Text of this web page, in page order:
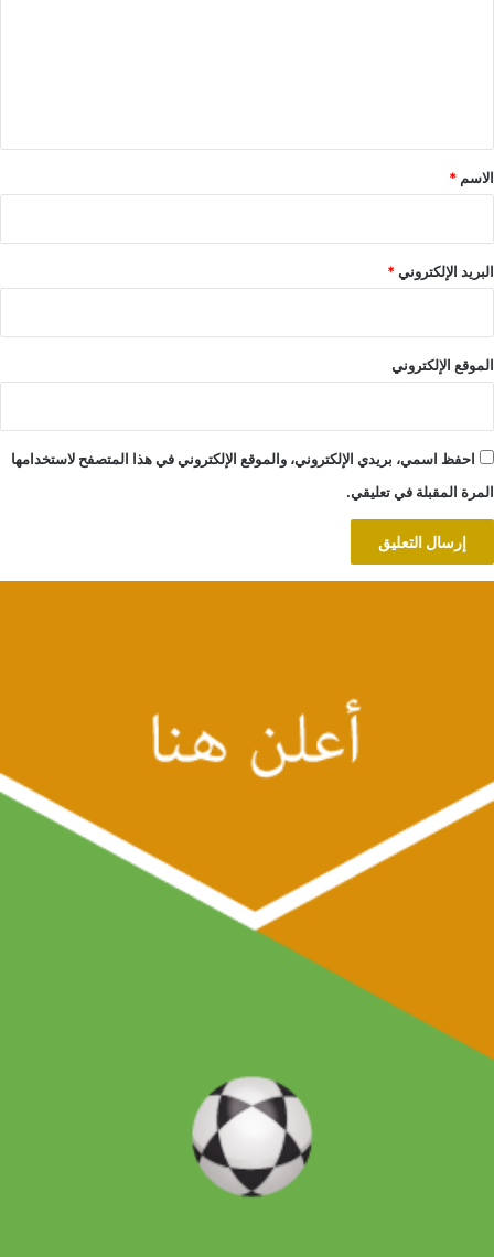
*
الاسم *
البريد الإلكتروني*
الموقع الإلكتروني
احفظ اسمي، بريدي الإلكتروني، والموقع الإلكتروني في هذا المتصفح لاستخدامها
المرة المقبلة في تعليقي.